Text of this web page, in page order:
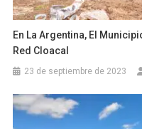
En La Argentina, El
Red Cloacal
23 de septiembre de 2023